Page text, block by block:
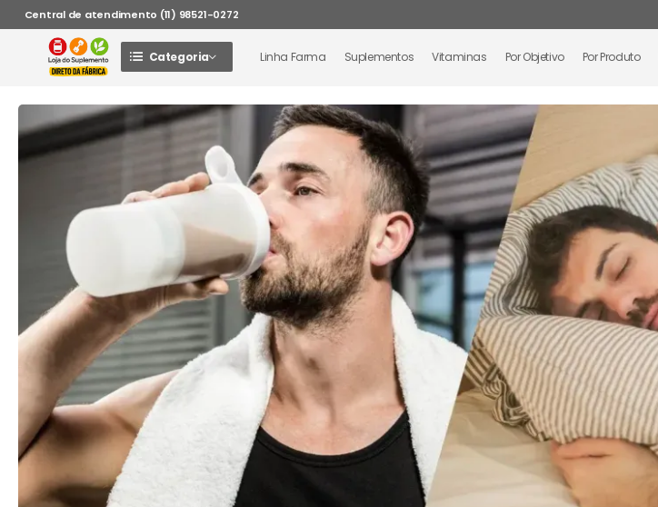
Central de atendimento (11) 98521-0272
Categoria Linha Farma Suplementos Vitaminas Por Objetivo Por Produto